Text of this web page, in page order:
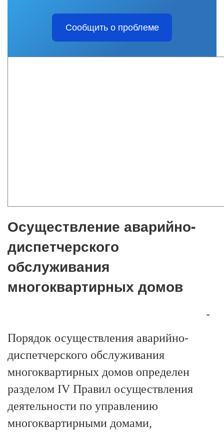
Сообщить о проблеме
Осуществление аварийно-
диспетчерского
обслуживания
многоквартирных домов
Порядок осуществления аварийно-
диспетчерского обслуживания
многоквартирных домов определен
разделом IV Правил осуществления
деятельности по управлению
многоквартирными домами,